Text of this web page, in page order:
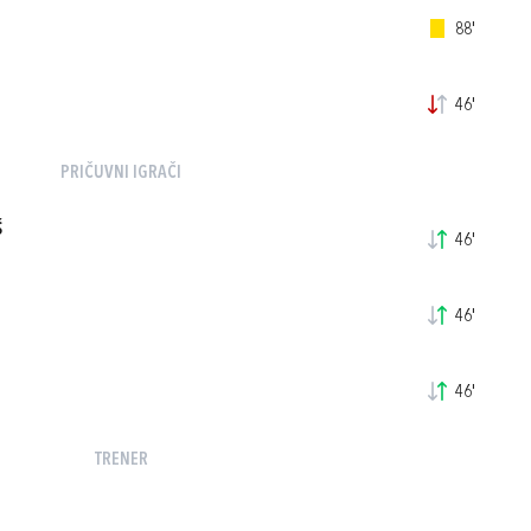
88'
46'
PRIČUVNI IGRAČI
46'
46'
46'
TRENER